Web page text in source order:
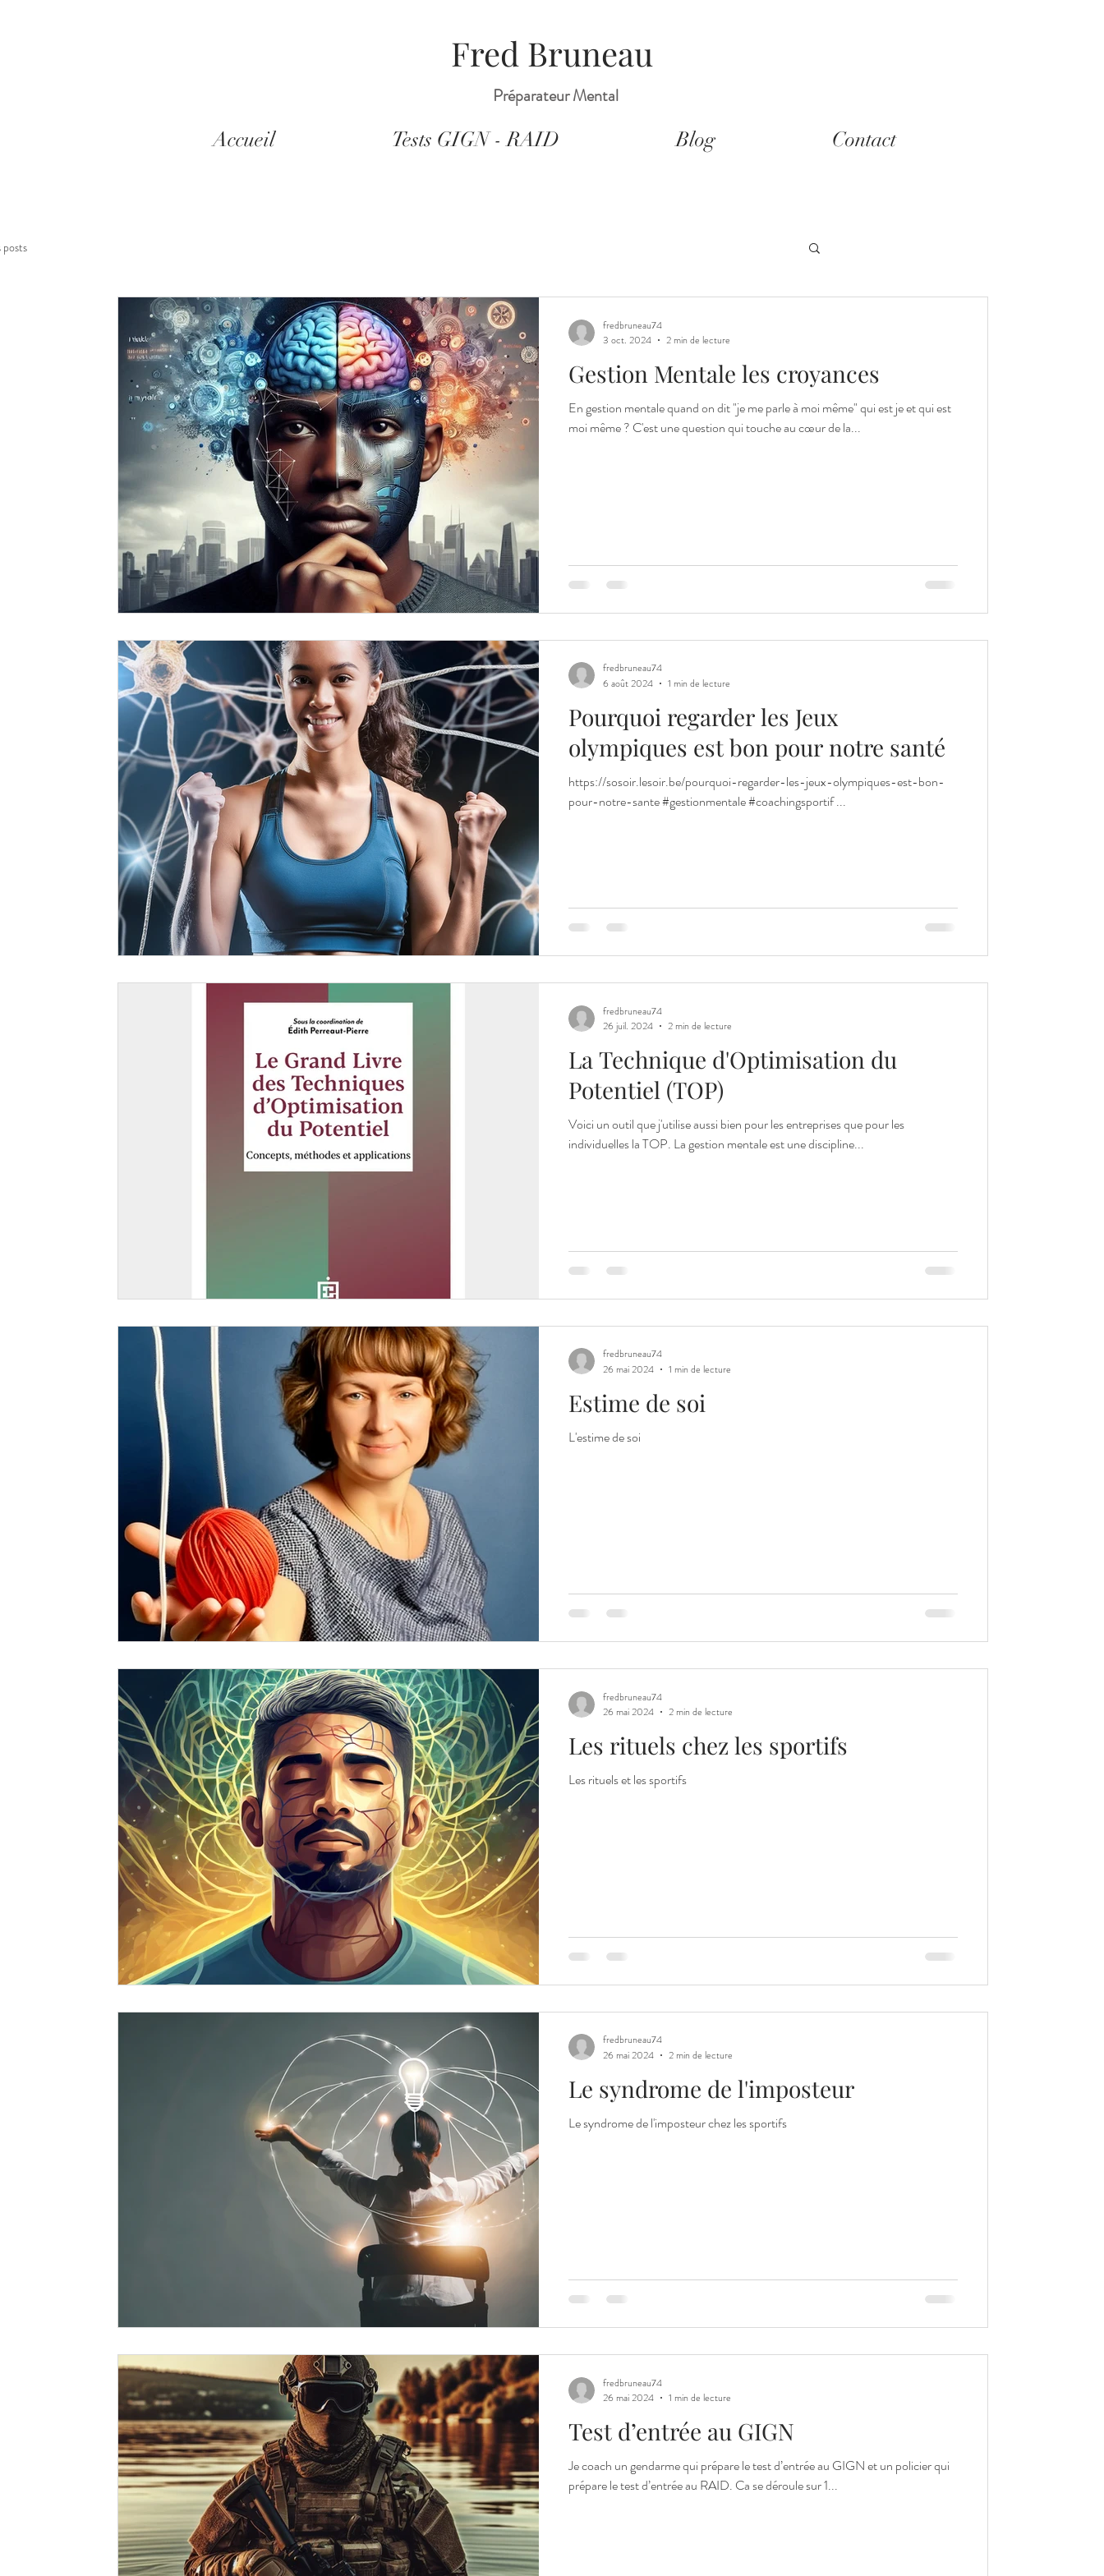
Fred Bruneau
Préparateur Mental
Accueil Tests GIGN - RAID Blog Contact
posts
Gestion Mentale les croyances
En gestion mentale quand on dit "je me parle à moi même" qui est je et qui est
moi même ? C'est une question qui touche au cœur de la...
fredbruneau74
3 oct. 2024
2 min de lecture
Pourquoi regarder les Jeux
olympiques est bon pour notre santé
https://sosoir.lesoir.be/pourquoi-regarder-les-jeux-olympiques-est-bon-
pour-notre-sante #gestionmentale #coachingsportif ...
fredbruneau74
6 août 2024
1 min de lecture
La Technique d'Optimisation du
Potentiel (TOP)
Voici un outil que j'utilise aussi bien pour les entreprises que pour les
individuelles la TOP. La gestion mentale est une discipline...
fredbruneau74
26 juil. 2024
2 min de lecture
Estime de soi
L'estime de soi
fredbruneau74
26 mai 2024
1 min de lecture
Les rituels chez les sportifs
Les rituels et les sportifs
fredbruneau74
26 mai 2024
2 min de lecture
Le syndrome de l'imposteur
Le syndrome de l'imposteur chez les sportifs
fredbruneau74
26 mai 2024
2 min de lecture
Test d’entrée au GIGN
Je coach un gendarme qui prépare le test d’entrée au GIGN et un policier qui
prépare le test d’entrée au RAID. Ca se déroule sur 1...
fredbruneau74
26 mai 2024
1 min de lecture